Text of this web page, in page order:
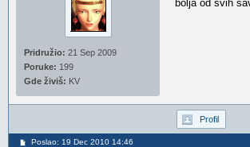
Pridružio: 21 Sep 2009
Poruke: 199
Gde živiš: KV
bolja od svih
Profil
Poslao: 19 Dec 2010 14:46